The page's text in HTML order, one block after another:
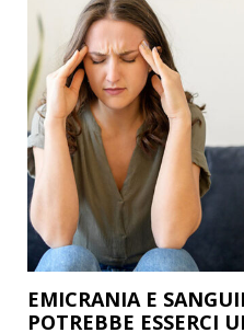
EMICRANIA E
POTREBBE ESSERCI